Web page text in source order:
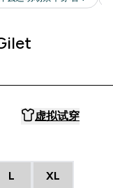
虚拟试穿
L XL